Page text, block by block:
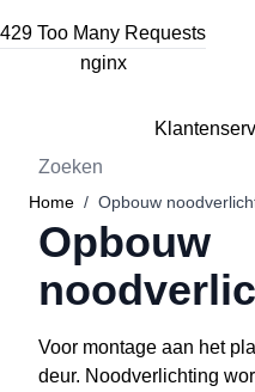
Zoeken
429 Too Many Requests
nginx
Home / Opbouw
Opbouw
Voor montage aan het
deur. Noodverlichting